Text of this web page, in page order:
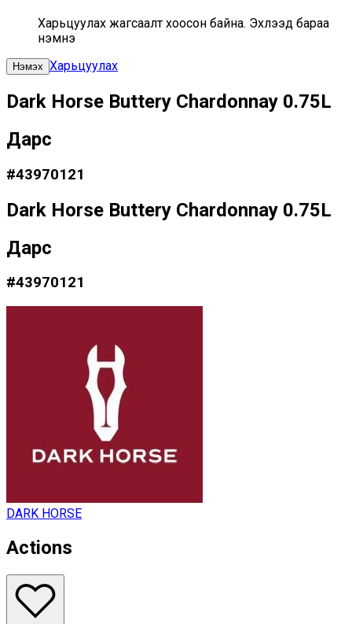
Харьцуулах жагсаалт хоосон байна. Эхлээд бараа
нэмнэ үү
Нэмэх Харьцуулах
Dark Horse Buttery Chardonnay 0.75L
Дарс
#43970121
Dark Horse Buttery Chardonnay 0.75L
Дарс
#43970121
DARK HORSE
Actions